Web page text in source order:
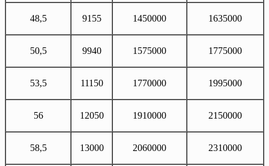
48,5 9155 1450000 1635000
50,5 9940 1575000 1775000
53,5 11150 1770000 1995000
56 12050 1910000 2150000
58,5 13000 2060000 2310000